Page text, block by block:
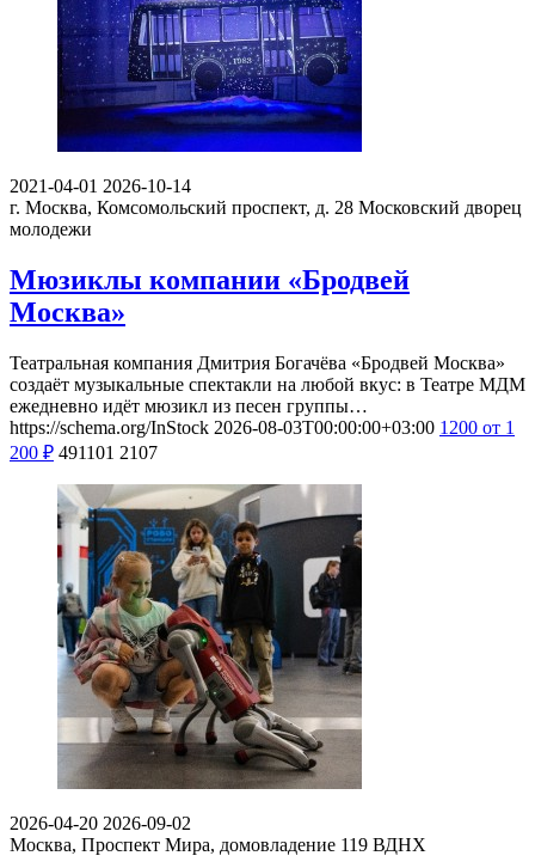
2021-04-01 2026-10-14
г. Москва, Комсомольский проспект, д. 28 Московский дворец
молодежи
Мюзиклы компании «Бродвей
Москва»
Театральная компания Дмитрия Богачёва «Бродвей Москва»
создаёт музыкальные спектакли на любой вкус: в Театре МДМ
ежедневно идёт мюзикл из песен группы…
https://schema.org/InStock 2026-08-03T00:00:00+03:00 1200 от 1
200 ₽ 491101 2107
2026-04-20 2026-09-02
Москва, Проспект Мира, домовладение 119 ВДНХ